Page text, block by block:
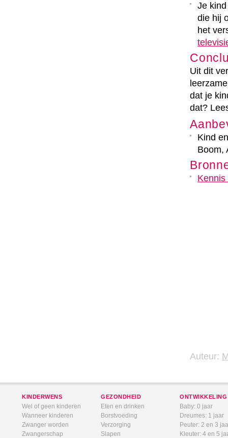
Je
die hij
het
Uit dit
dat je
dat?
Kind
Boom,
Auteur:
KINDERWENS
Wel of geen kinderen
Wanneer kinderen
Zwanger worden
Zwangerschap
GEZONDHEID
Eten en drinken
Borstvoeding
Verzorging
Slapen
ONTWIKKELING
Baby: 0 jaar
Dreumes: 1 jaar
Peuter: 2 en 3
Kleuter: 4 en 5